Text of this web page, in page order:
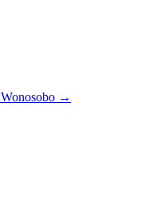
Wonosobo →